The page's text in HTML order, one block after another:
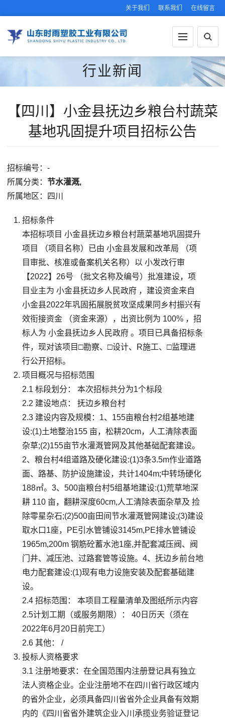
关于我们 联系我们 在线留言
行业新闻
【四川】小金县抚边乡粮台村蔬菜
基地巩固提升项目招标公告
招标编号：-
所属分类： 节水灌溉,
所属地区：四川
招标条件
本招标项目 小金县抚边乡粮台村蔬菜基地巩固提升
项目 （项目名称）已由 小金县发展和改革局 （项
目审批、核准或备案机关名称）以 小发改行审
【2022】26号 （批文名称及编号）批准建设，项
目业主为 小金县抚边乡人民政府 ，建设资金来自
小金县2022年巩固拓展脱贫攻坚成果同乡村振兴有
效衔接资金 （资金来源），出资比例为 100% ，招
标人为 小金县抚边乡人民政府 。项目已具备招标条
件，现对该项目□勘察、□设计、R施工、□监理进
行公开招标。
项目概况与招标范围
2.1 标段划分： 本次招标共分为1个标段
2.2 建设地点： 抚边乡粮台村
2.3 建设内容及规模：1、155亩粮台村2组基地建
设:(1)土地整治155 亩，松耕20cm，人工清除表面
杂草;(2)155亩节水灌溉管网及其他基础配套建设。
2、粮台村4组道路及硬化建设:(1)3条3.5m作业道路
面、路基、防护设施建设，共计1404m;中转场硬化
188㎡。3、500亩粮台村5组基地建设:(1)荒草地深
耕 110 亩，翻耕深度60cm,人工清除表面杂草及 捡
除零星杂石;(2)500亩田间节水灌溉管网建设;(3)建设
取水口1座，PE引水管铺设3145m,PE排水管铺设
1965m,200m 钢筋砼蓄水池1座,并配套减压阀、阀
门井、减压池、过路套管等设施。4、抚边乡前台地
电力配套建设:(1)现有电力设施安装及配套基础建
设。
2.4 招标范围： 本项目工程量清单及图纸所示内容
2.5计划工期（或服务期限）： 40日历天（须在
2022年6月20日前完工）
2.6 其他： /
投标人资格要求
3.1 注册地要求：在全国范围内注册登记具有独立
法人资格企业。企业注册地不在四川省行政区域内
的省外企业，必须具备四川省省外企业具备有效期
内的《四川省省外建筑企业入川承揽业务验证登记